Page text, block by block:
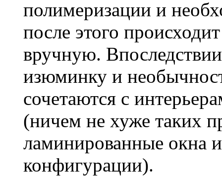
полимеризации и
после этого
вручную.
изюминку и
сочетаются с
(ничем не хуже таких
ламинированные окна
конфигурации).